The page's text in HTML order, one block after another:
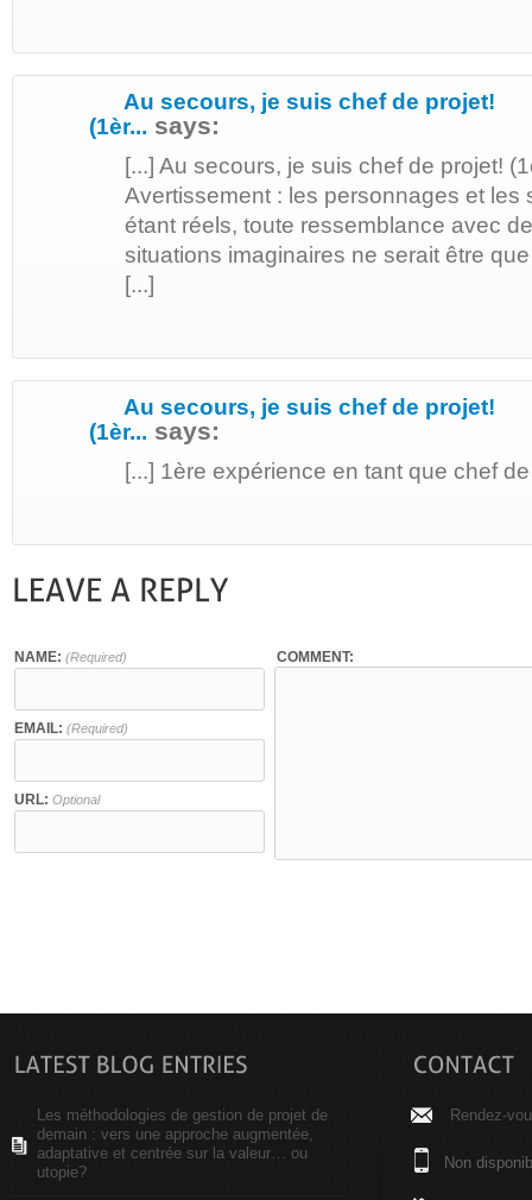
Au secours, je suis chef de projet!
(1èr... says:
[...] Au secours, je suis chef de projet!
Avertissement : les personnages et les
étant réels, toute ressemblance avec
situations imaginaires ne serait être
[...]
Au secours, je suis chef de projet!
(1èr... says:
[...] 1ère expérience en tant que chef
NAME: (Required)
EMAIL: (Required)
URL: Optional
COMMENT:
Les méthodologies de gestion de projet de
demain : vers une approche augmentée,
adaptative et centrée sur la valeur… ou
utopie?
Rendez-
Non